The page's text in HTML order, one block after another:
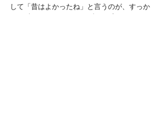
して「昔はよかったね」と言うのが、すっか